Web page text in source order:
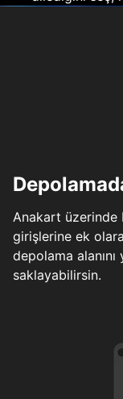
Anakart üzerinde
girişlerine ek
depolama
saklayabilirsin.